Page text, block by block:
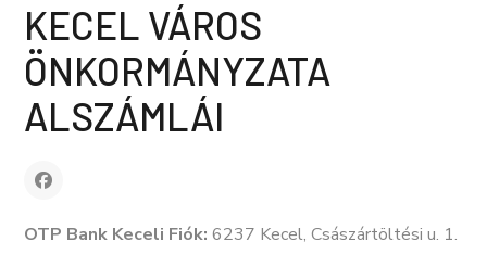
KECEL VÁROS
ÖNKORMÁNYZATA
ALSZÁMLÁI
OTP Bank Keceli Fiók: 6237 Kecel, Császártöltési u. 1.